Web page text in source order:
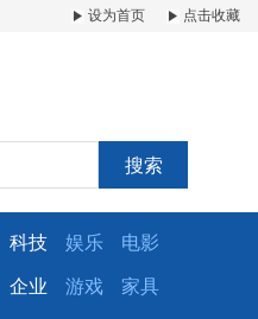
设为首页 点击收藏
搜索
科技 娱乐 电影
企业 游戏 家具